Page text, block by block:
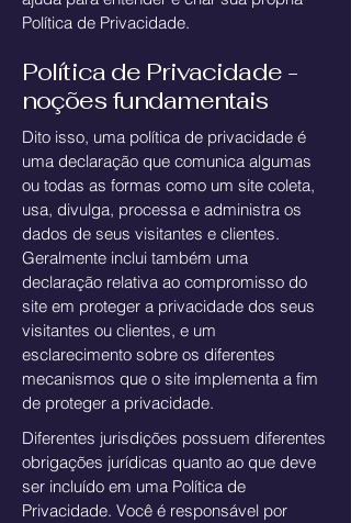
Política de Privacidade.
Política de Privacidade -
noções fundamentais
Dito isso, uma política de privacidade é
uma declaração que comunica algumas
ou todas as formas como um site coleta,
usa, divulga, processa e administra os
dados de seus visitantes e clientes.
Geralmente inclui também uma
declaração relativa ao compromisso do
site em proteger a privacidade dos seus
visitantes ou clientes, e um
esclarecimento sobre os diferentes
mecanismos que o site implementa a fim
de proteger a privacidade.
Diferentes jurisdições possuem diferentes
obrigações jurídicas quanto ao que deve
ser incluído em uma Política de
Privacidade. Você é responsável por